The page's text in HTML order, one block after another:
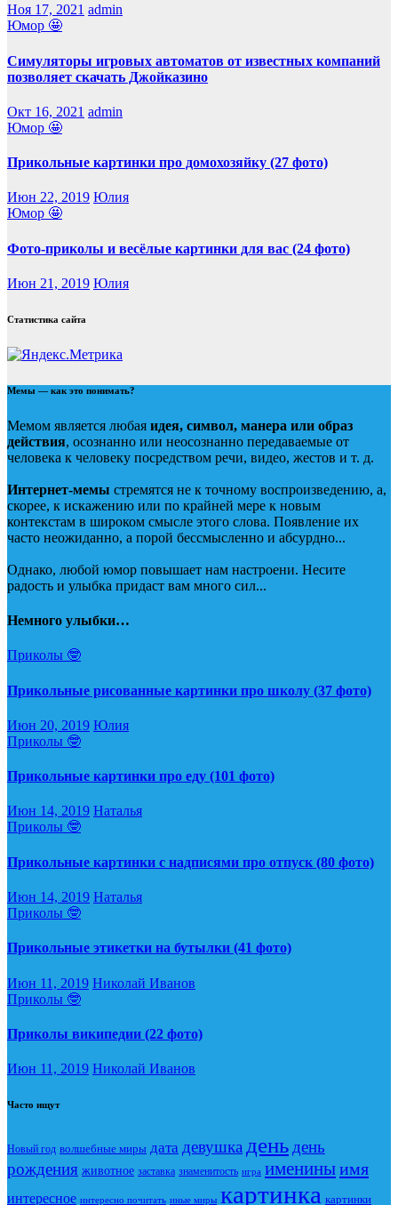
Ноя 17, 2021 admin
Юмор 🤩
Симуляторы игровых автоматов от известных компаний
позволяет скачать Джойказино
Окт 16, 2021 admin
Юмор 🤩
Прикольные картинки про домохозяйку (27 фото)
Июн 22, 2019 Юлия
Юмор 🤩
Фото-приколы и весёлые картинки для вас (24 фото)
Июн 21, 2019 Юлия
Статистика сайта
Мемы — как это понимать?
Мемом является любая идея, символ, манера или образ
действия, осознанно или неосознанно передаваемые от
человека к человеку посредством речи, видео, жестов и т. д.
Интернет-мемы стремятся не к точному воспроизведению, а,
скорее, к искажению или по крайней мере к новым
контекстам в широком смысле этого слова. Появление их
часто неожиданно, а порой бессмысленно и абсурдно...
Однако, любой юмор повышает нам настроени. Несите
радость и улыбка придаст вам много сил...
Немного улыбки…
Приколы 🤓
Прикольные рисованные картинки про школу (37 фото)
Июн 20, 2019 Юлия
Приколы 🤓
Прикольные картинки про еду (101 фото)
Июн 14, 2019 Наталья
Приколы 🤓
Прикольные картинки с надписями про отпуск (80 фото)
Июн 14, 2019 Наталья
Приколы 🤓
Прикольные этикетки на бутылки (41 фото)
Июн 11, 2019 Николай Иванов
Приколы 🤓
Приколы википедии (22 фото)
Июн 11, 2019 Николай Иванов
Часто ищут
Новый год волшебные миры дата девушка день день
рождения животное заставка знаменитость игра имениныимя
интересное интересно почитать иные миры картинка картинки